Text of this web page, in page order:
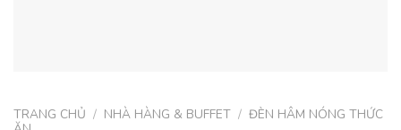
TRANG CHỦ / NHÀ HÀNG & BUFFET / ĐÈN HÂM NÓNG THỨC